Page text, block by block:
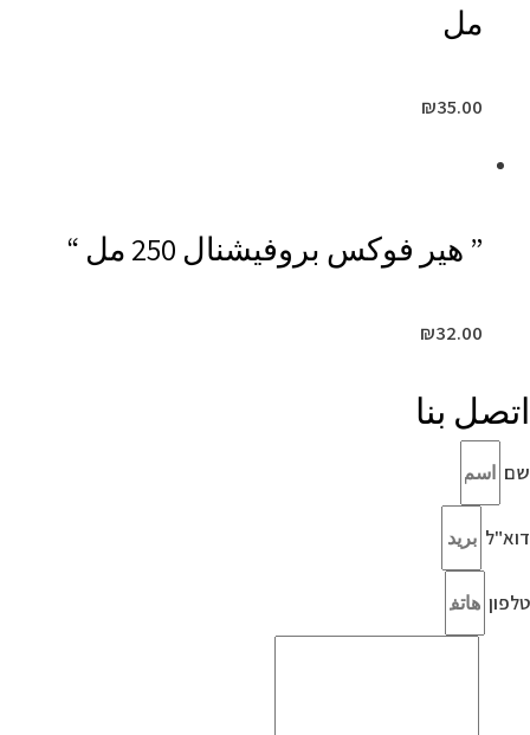
مل
₪35.00
” هير فوكس بروفيشنال 250 مل “
₪32.00
اتصل بنا
שם
דוא"ל
טלפון